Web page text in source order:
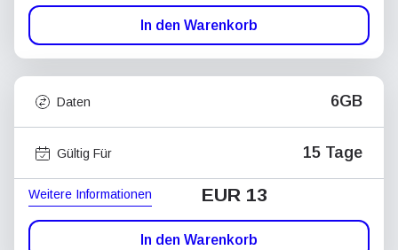
In den Warenkorb
Daten 6GB
Gültig Für 15 Tage
Weitere Informationen EUR 13
In den Warenkorb